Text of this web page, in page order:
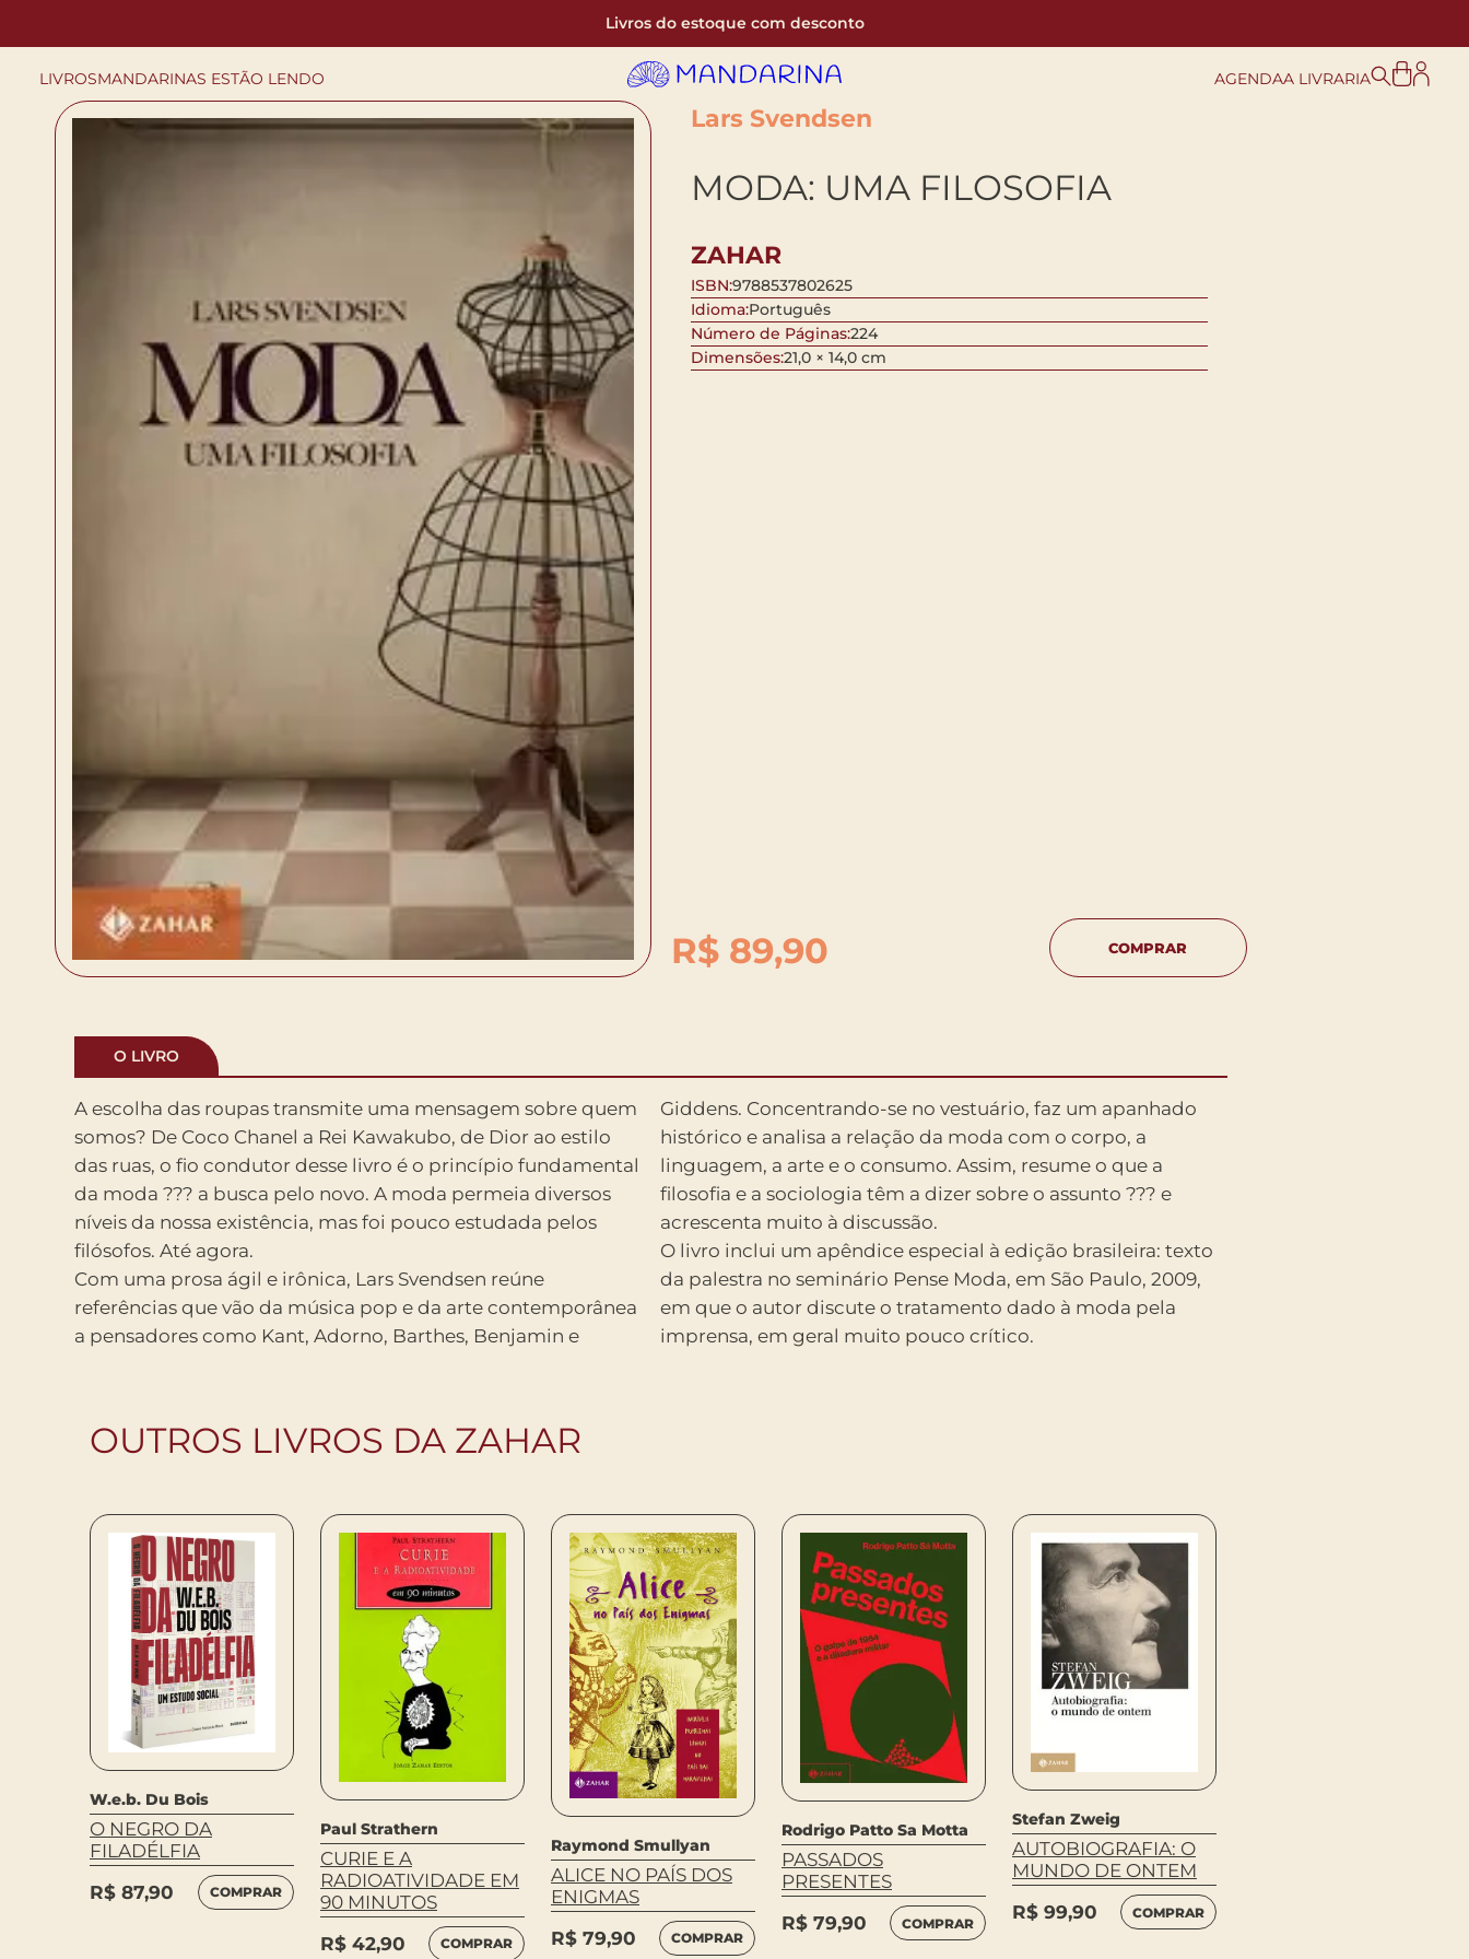
Livros do estoque com desconto
LIVROSMANDARINAS ESTÃO LENDO AGENDAA LIVRARIA
Lars Svendsen
MODA: UMA FILOSOFIA
ZAHAR
ISBN:9788537802625
Idioma:Português
Número de Páginas:224
Dimensões:21,0 × 14,0 cm
R$89,90 COMPRAR
O LIVRO
A escolha das roupas transmite uma mensagem sobre quem
somos? De Coco Chanel a Rei Kawakubo, de Dior ao estilo
das ruas, o fio condutor desse livro é o princípio fundamental
da moda ??? a busca pelo novo. A moda permeia diversos
níveis da nossa existência, mas foi pouco estudada pelos
filósofos. Até agora.
Com uma prosa ágil e irônica, Lars Svendsen reúne
referências que vão da música pop e da arte contemporânea
a pensadores como Kant, Adorno, Barthes, Benjamin e
Giddens. Concentrando-se no vestuário, faz um apanhado
histórico e analisa a relação da moda com o corpo, a
linguagem, a arte e o consumo. Assim, resume o que a
filosofia e a sociologia têm a dizer sobre o assunto ??? e
acrescenta muito à discussão.
O livro inclui um apêndice especial à edição brasileira: texto
da palestra no seminário Pense Moda, em São Paulo, 2009,
em que o autor discute o tratamento dado à moda pela
imprensa, em geral muito pouco crítico.
OUTROS LIVROS DA ZAHAR
W.e.b. Du Bois
O NEGRO DA
FILADÉLFIA
R$ 87,90 COMPRAR
Paul Strathern
CURIE E A
RADIOATIVIDADE EM
90 MINUTOS
R$ 42,90 COMPRAR
Raymond Smullyan
ALICE NO PAÍS DOS
ENIGMAS
R$ 79,90 COMPRAR
Rodrigo Patto Sa Motta
PASSADOS
PRESENTES
R$ 79,90 COMPRAR
Stefan Zweig
AUTOBIOGRAFIA: O
MUNDO DE ONTEM
R$ 99,90 COMPRAR